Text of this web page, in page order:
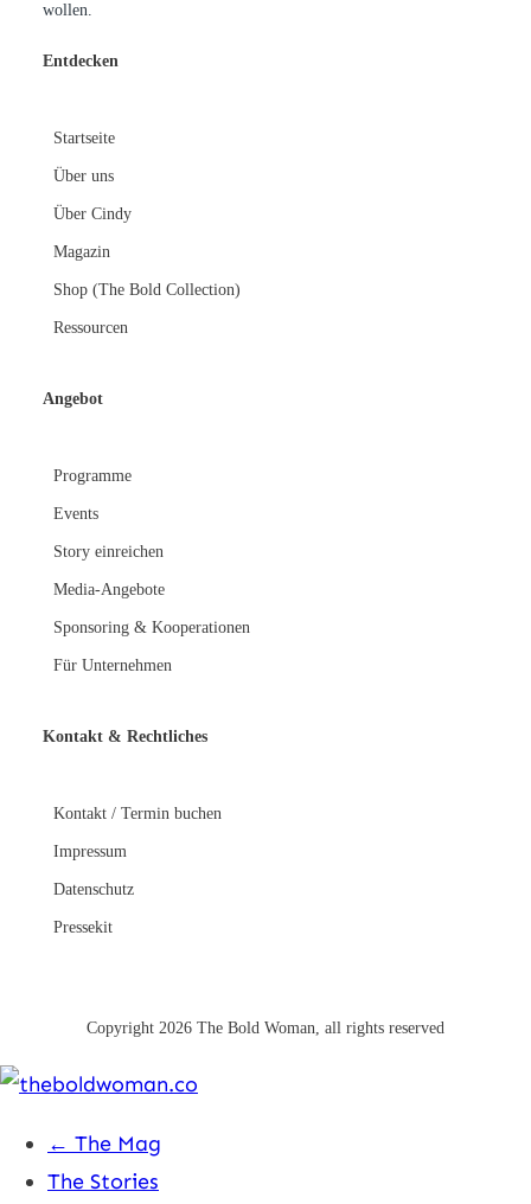
wollen.
Entdecken
Startseite
Über uns
Über Cindy
Magazin
Shop (The Bold Collection)
Ressourcen
Angebot
Programme
Events
Story einreichen
Media-Angebote
Sponsoring & Kooperationen
Für Unternehmen
Kontakt & Rechtliches
Kontakt / Termin buchen
Impressum
Datenschutz
Pressekit
Copyright 2026 The Bold Woman, all rights reserved
← The Mag
The Stories